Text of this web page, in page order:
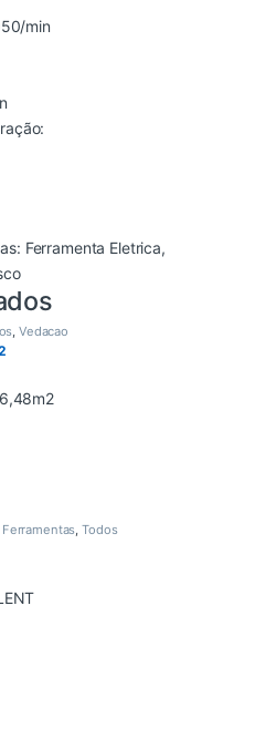
min
Ferramenta Eletrica,
,Vedacao
Ferramentas,Todos